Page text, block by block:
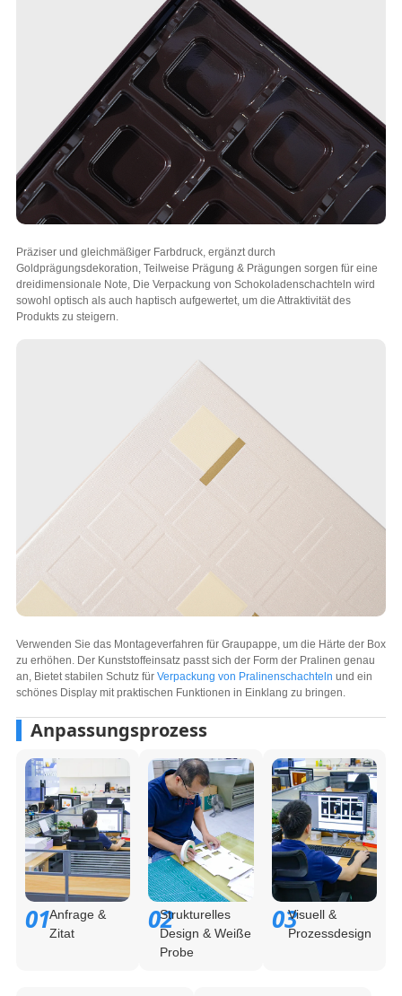
Präziser und gleichmäßiger Farbdruck, ergänzt durch
Goldprägungsdekoration, Teilweise Prägung & Prägungen sorgen für eine
dreidimensionale Note, Die Verpackung von Schokoladenschachteln wird
sowohl optisch als auch haptisch aufgewertet, um die Attraktivität des
Produkts zu steigern.
Verwenden Sie das Montageverfahren für Graupappe, um die Härte der Box
zu erhöhen. Der Kunststoffeinsatz passt sich der Form der Pralinen genau
an, Bietet stabilen Schutz für Verpackung von Pralinenschachteln und ein
schönes Display mit praktischen Funktionen in Einklang zu bringen.
Anpassungsprozess
01Anfrage &
Zitat
02Strukturelles
Design & Weiße
Probe
03Visuell &
Prozessdesign